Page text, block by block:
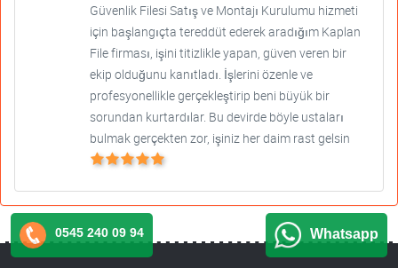
Güvenlik Filesi Satış ve Montajı Kurulumu hizmeti
için başlangıçta tereddüt ederek aradığım Kaplan
File firması, işini titizlikle yapan, güven veren bir
ekip olduğunu kanıtladı. İşlerini özenle ve
profesyonellikle gerçekleştirip beni büyük bir
sorundan kurtardılar. Bu devirde böyle ustaları
bulmak gerçekten zor, işiniz her daim rast gelsin
0545 240 09 94 Whatsapp